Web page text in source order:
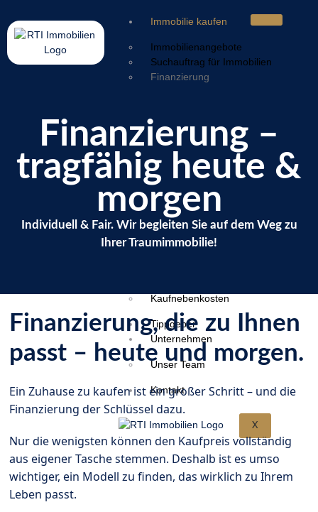
Immobilie kaufen
Immobilienangebote
Suchauftrag für Immobilien
Finanzierung
Wertermittlung
Verkaufsstrategie
Vermarktung
Service & Nachbetreuung
Sorgen & Lösungen
Ratgeber
Energieausweis
Kaufnebenkosten
Tippgeber
Unternehmen
Unser Team
Kontakt
X
Finanzierung –
tragfähig heute &
morgen
Individuell & Fair. Wir begleiten Sie auf dem Weg zu
Ihrer Traumimmobilie!
Finanzierung, die zu Ihnen
passt – heute und morgen.
Ein Zuhause zu kaufen ist ein großer Schritt – und die
Finanzierung der Schlüssel dazu.
Nur die wenigsten können den Kaufpreis vollständig
aus eigener Tasche stemmen. Deshalb ist es umso
wichtiger, ein Modell zu finden, das wirklich zu Ihrem
Leben passt.